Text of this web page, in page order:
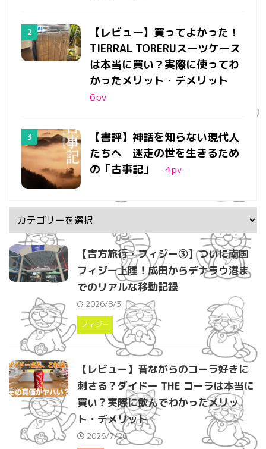
【レビュー】買ってよかった！
TIERRAL TORERUスーツケース
は本当に買い？実際に使ってわ
かったメリット・デメリット
6pv
【書評】神話を知らない現代人
たちへ 迷走の世を生きるため
の「古事記」
4pv
【吉方旅行・フィジー③】ついに南国
フィジー上陸！成田からデナラウ港ま
でのリアルな移動記録
2026/8/3
フィジー
【レビュー】昔ながらのコーラ好きに
刺さる？ダイドー THE コーラは本当に
買い？実際に飲んでわかったメリッ
ト・デメリット
2026/7/26